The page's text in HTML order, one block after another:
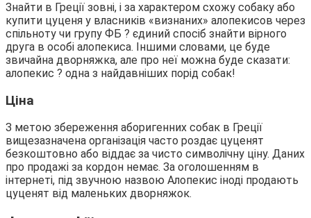
Знайти в Греції зовні, і за характером схожу собаку або
купити цуценя у власників «визнаних» алопекисов через
спільноту чи групу ФБ ? єдиний спосіб знайти вірного
друга в особі алопекиса. Іншими словами, це буде
звичайна дворняжка, але про неї можна буде сказати:
алопекис ? одна з найдавніших порід собак!
Ціна
З метою збереження аборигенних собак в Греції
вищезазначена організація часто роздає цуценят
безкоштовно або віддає за чисто символічну ціну. Даних
про продажі за кордон немає. За оголошенням в
інтернеті, під звучною назвою Алопекис іноді продають
цуценят від маленьких дворняжок.